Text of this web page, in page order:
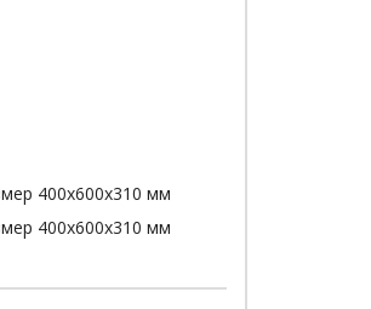
400x600x310 мм
400x600x310 мм